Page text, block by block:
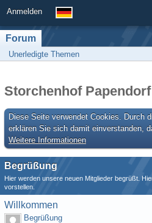
Anmelden
Forum
Unerledigte Themen
Storchenhof Papendorf
Diese Seite verwendet Cookies. Durch
erklären Sie sich damit einverstanden,
Weitere Informationen
Begrüßung
Hier werden unsere neuen Mitglieder begrüßt.
vorstellen.
Willkommen
Begrüßung